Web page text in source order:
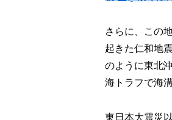
さらに、この
起きた仁和地
のように東北
海トラフで海
東日本大震災